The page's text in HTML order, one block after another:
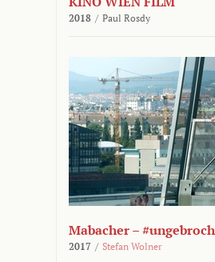
2018 / Paul Rosdy
Mabacher –
2017 / Stefan Wolner